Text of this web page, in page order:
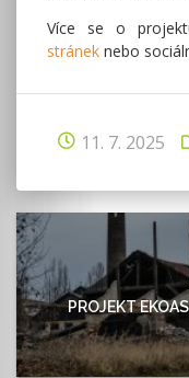
Více se o
stránek nebo
11. 7. 2025
PROJEKT